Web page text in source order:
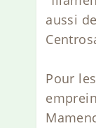
aussi
Pour